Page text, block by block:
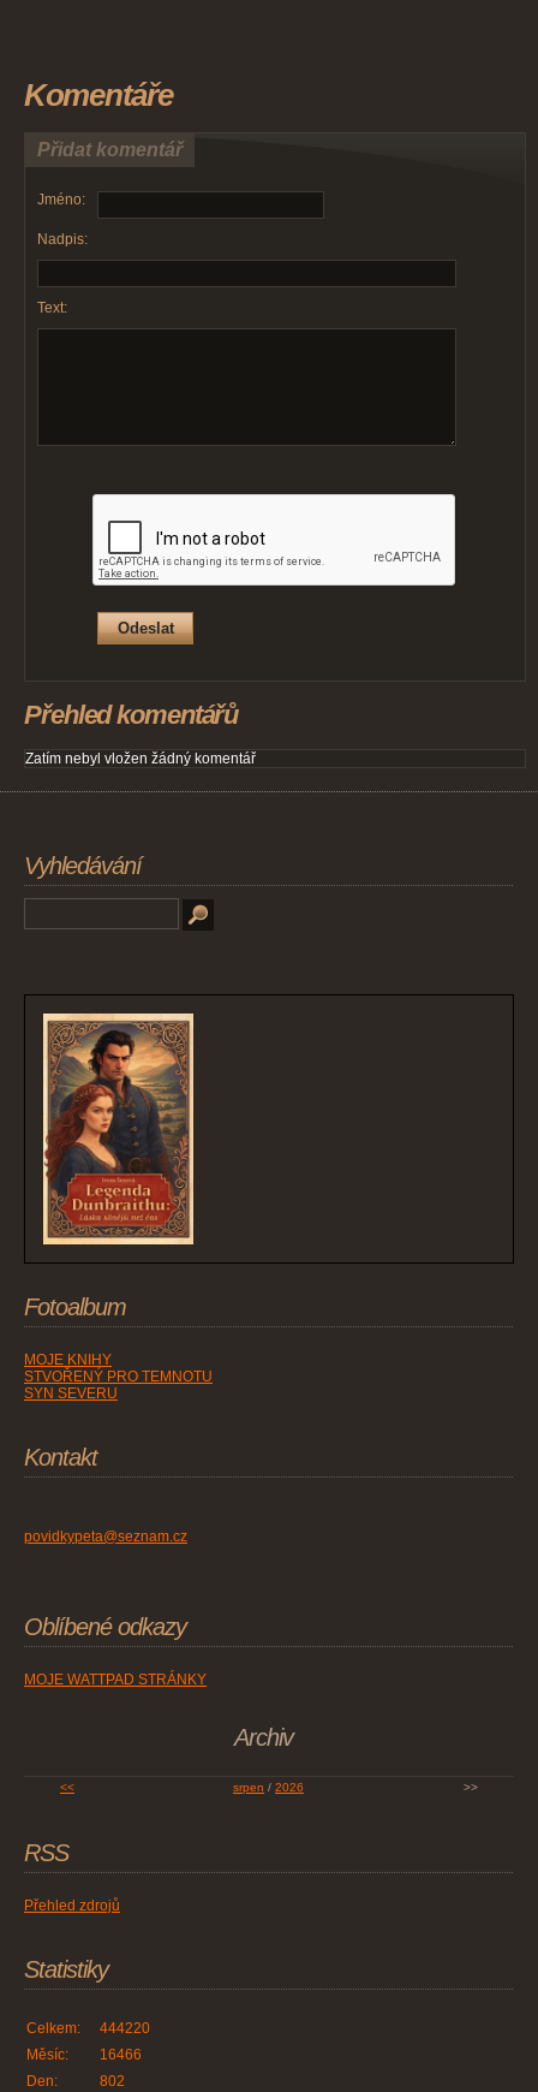
Komentáře
Přidat komentář
Jméno:
Nadpis:
Text:
Přehled komentářů
Zatím nebyl vložen žádný komentář
Vyhledávání
Fotoalbum
MOJE KNIHY
STVOŘENÝ PRO TEMNOTU
SYN SEVERU
Kontakt
povidkypeta@seznam.cz
Oblíbené odkazy
MOJE WATTPAD STRÁNKY
Archiv
<< srpen / 2026 >>
RSS
Přehled zdrojů
Statistiky
Celkem:
444220
Měsíc:
16466
Den:
802